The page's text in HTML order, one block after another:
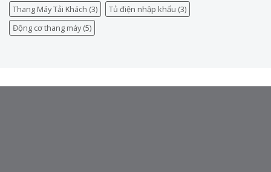
Thang Máy Tải Khách (3) Tủ điện nhập khẩu (3)
Động cơ thang máy(5)